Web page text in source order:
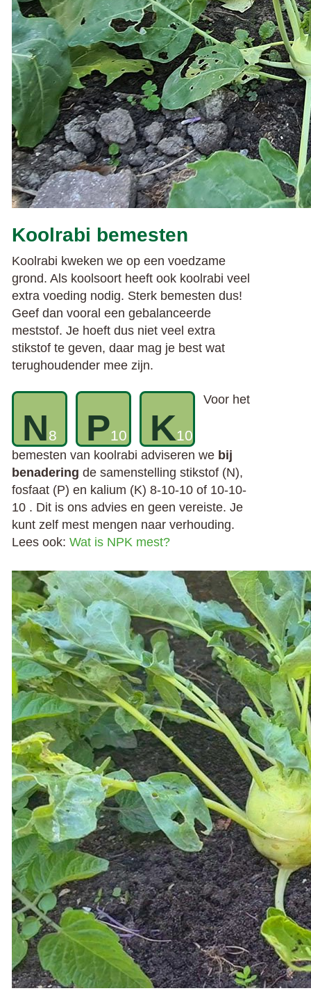
Koolrabi bemesten
Koolrabi kweken we op een voedzame
grond. Als koolsoort heeft ook koolrabi veel
extra voeding nodig. Sterk bemesten dus!
Geef dan vooral een gebalanceerde
meststof. Je hoeft dus niet veel extra
stikstof te geven, daar mag je best wat
terughoudender mee zijn.
N8 P10 K10
Voor het
bemesten van koolrabi adviseren we bij
benadering de samenstelling stikstof (N),
fosfaat (P) en kalium (K) 8-10-10 of 10-10-
10 . Dit is ons advies en geen vereiste. Je
kunt zelf mest mengen naar verhouding.
Lees ook: Wat is NPK mest?